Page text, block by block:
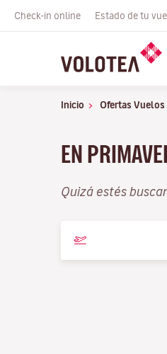
Check-in online Estado de tu
Inicio Ofertas Vuelos
EN
Quizá estés